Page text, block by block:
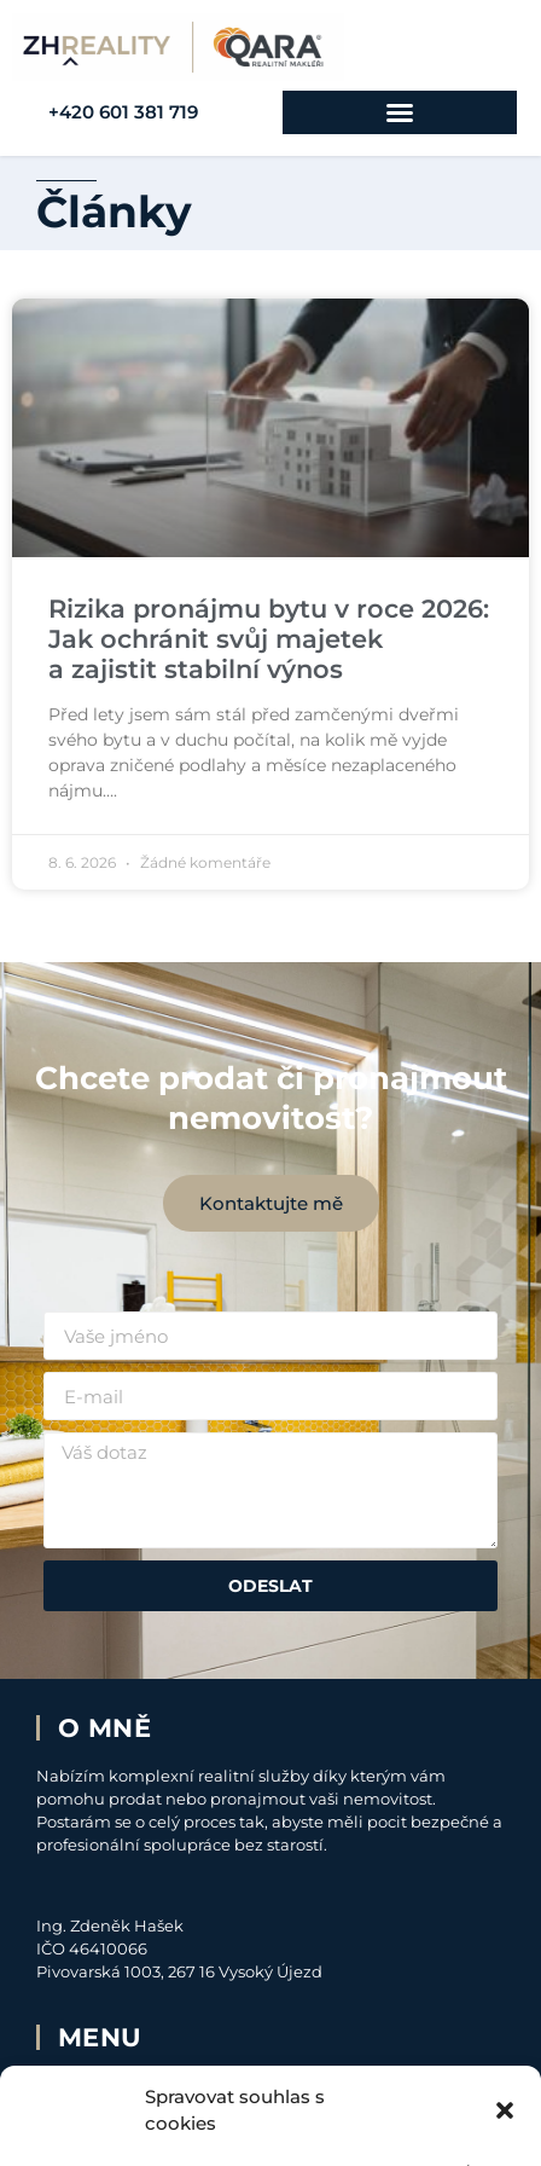
Spravovat souhlas s
cookies
+420 601 381 719
Články
Rizika pronájmu bytu v roce 2026:
Jak ochránit svůj majetek
a zajistit stabilní výnos
Před lety jsem sám stál před zamčenými dveřmi
svého bytu a v duchu počítal, na kolik mě vyjde
oprava zničené podlahy a měsíce nezaplaceného
nájmu….
8. 6. 2026 Žádné komentáře
Chcete prodat či pronajmout
nemovitost?
Kontaktujte mě
ODESLAT
O MNĚ
Nabízím komplexní realitní služby díky kterým vám
pomohu prodat nebo pronajmout vaši nemovitost.
Postarám se o celý proces tak, abyste měli pocit bezpečné a
profesionální spolupráce bez starostí.
Ing. Zdeněk Hašek
IČO 46410066
Pivovarská 1003, 267 16 Vysoký Újezd
MENU